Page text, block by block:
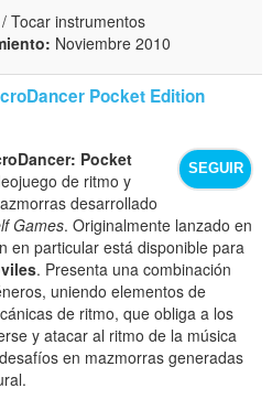
Tocar instrumentos
Noviembre 2010
Pocket Edition
SEGUIR
Pocket
de ritmo y
desarrollado
Games. Originalmente lanzado en
en particular está disponible para
. Presenta una combinación
uniendo elementos de
de ritmo, que obliga a los
y atacar al ritmo de la música
en mazmorras generadas